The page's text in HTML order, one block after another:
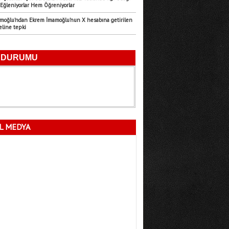
Emre Türk
11.07.2026
Mersin’in Sessiz Felaketi
Fatma Lalecan
11.09.2025
Hem Öğreniyorlar
Ekrem İmamoğlu’nun X hesabına getirilen
tepki
MEDYA